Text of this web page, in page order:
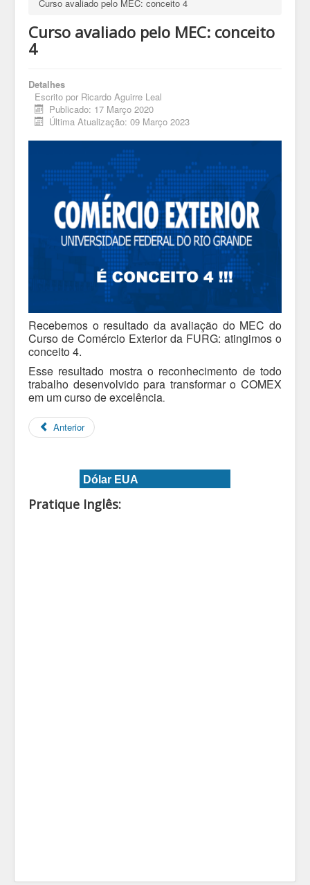
Curso avaliado pelo MEC: conceito 4
Curso avaliado pelo MEC: conceito
4
Detalhes
Escrito por Ricardo Aguirre Leal
Publicado: 17 Março 2020
Última Atualização: 09 Março 2023
Recebemos o resultado da avaliação do MEC do
Curso de Comércio Exterior da FURG: atingimos o
conceito 4.
Esse resultado mostra o reconhecimento de todo
trabalho desenvolvido para transformar o COMEX
em um curso de excelência.
Anterior
Dólar EUA
Pratique Inglês: